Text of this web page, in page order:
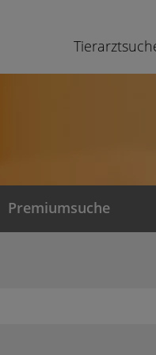
Premiumsuche